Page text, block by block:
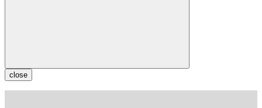
close